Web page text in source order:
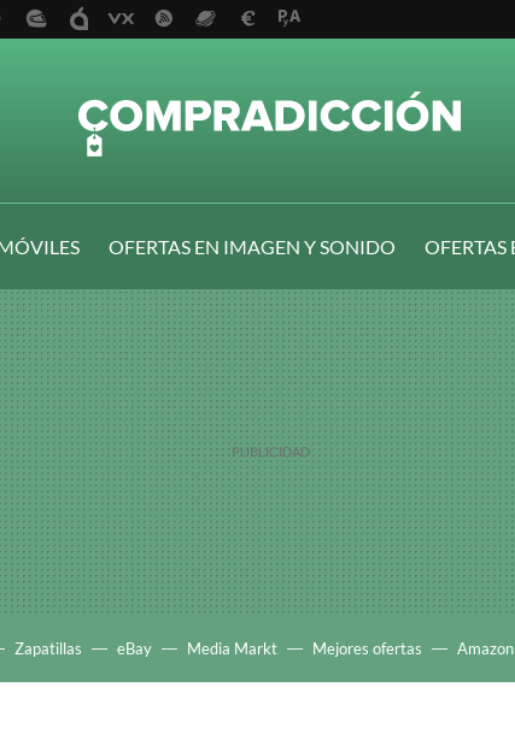
OFERTAS EN IMAGEN Y SONIDO
OFERTAS
Zapatillas eBay Media Markt Mejores ofertas Amazon